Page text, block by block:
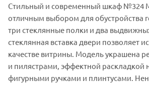
Стильный и современный шкаф №324
отличным выбором для обустройства
три стеклянные полки и два
стеклянная вставка двери позволяет
качестве витрины. Модель украшена
и пилястрами, эффектной раскладкой
фигурными ручками и плинтусами.